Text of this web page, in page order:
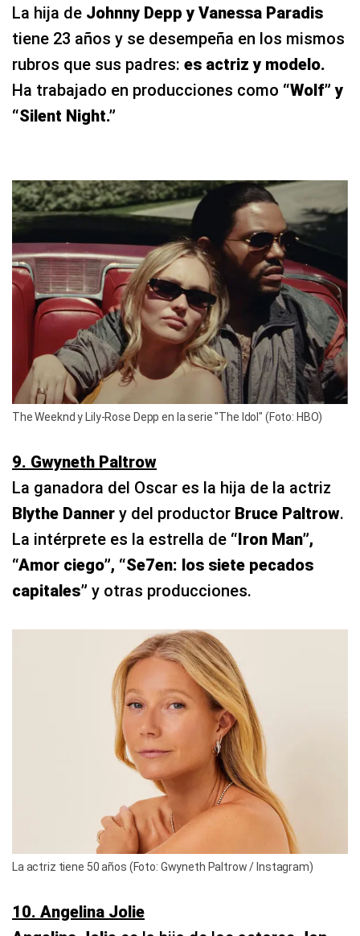
La hija de Johnny Depp y Vanessa Paradis
tiene 23 años y se desempeña en los mismos
rubros que sus padres: es actriz y modelo.
Ha trabajado en producciones como “Wolf” y
“Silent Night.”
The Weeknd y Lily-Rose Depp en la serie "The Idol" (Foto: HBO)
9. Gwyneth Paltrow
La ganadora del Oscar es la hija de la actriz
Blythe Danner y del productor Bruce Paltrow.
La intérprete es la estrella de “Iron Man”,
“Amor ciego”, “Se7en: los siete pecados
capitales” y otras producciones.
La actriz tiene 50 años (Foto: Gwyneth Paltrow / Instagram)
10. Angelina Jolie